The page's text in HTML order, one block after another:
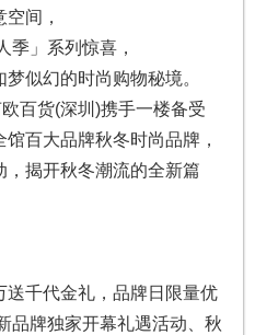
间，
季」系列惊喜，
似幻的时尚购物秘境。
百货(深圳)携手一楼备受
百大品牌秋冬时尚品牌，
揭开秋冬潮流的全新篇
千代金礼，品牌日限量优
品牌独家开幕礼遇活动、秋